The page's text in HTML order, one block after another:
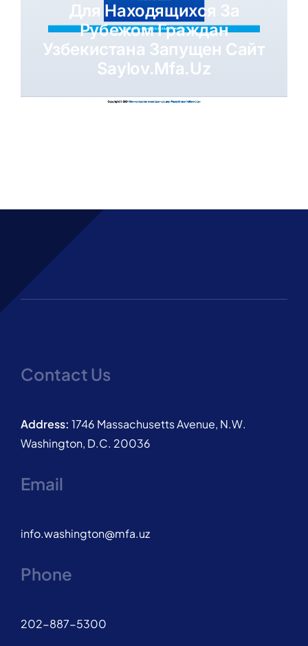
Для Находящихся За
Рубежом Граждан
Узбекистана Запущен Сайт
Saylov.mfa.uz
Contact Us
Address: 1746 Massachusetts Avenue, N.W.
Washington, D.C. 20036
Email
info.washington@mfa.uz
Phone
202-887-5300